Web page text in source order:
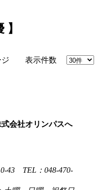
ジ 表示件数
会社オリンパスへ
43 TEL：048-470-